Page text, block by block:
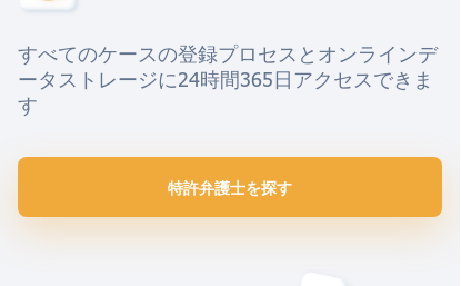
すべてのケースの登録プロセスとオンラインデ
ータストレージに24時間365日アクセスできま
す
特許弁護士を探す